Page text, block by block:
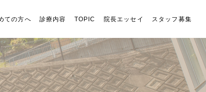
ての方へ 診療内容 TOPIC 院長エッセイ スタッフ募集